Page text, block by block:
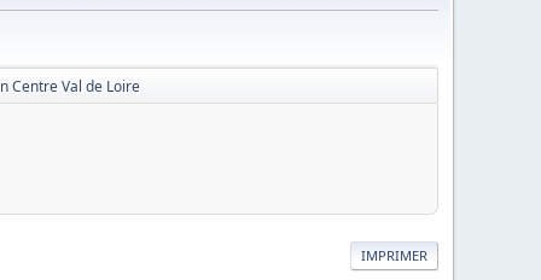
Centre Val de Loire
IMPRIMER